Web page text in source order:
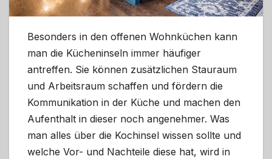
Besonders in den offenen Wohnküchen kann
man die Kücheninseln immer häufiger
antreffen. Sie können zusätzlichen Stauraum
und Arbeitsraum schaffen und fördern die
Kommunikation in der Küche und machen den
Aufenthalt in dieser noch angenehmer. Was
man alles über die Kochinsel wissen sollte und
welche Vor- und Nachteile diese hat, wird in